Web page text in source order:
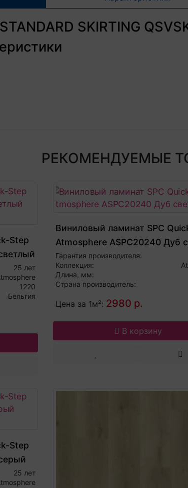
SKIRTING
РЕКОМЕНДУЕМЫЕ
Step
25 лет
1220
Бельгия
Виниловый ламинат SPC
Atmosphere ASPC20240 Дуб
Гарантия производителя:
Коллекция:
Длина, мм:
Страна производитель:
Цена за 1м²: 2980 р.
В корзину
Step
25 лет